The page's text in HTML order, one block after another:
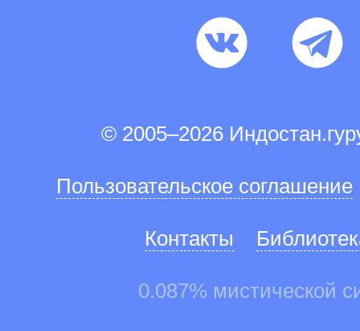
© 2005–2026
Пользовательское соглашение
Контакты
0.087% мистической